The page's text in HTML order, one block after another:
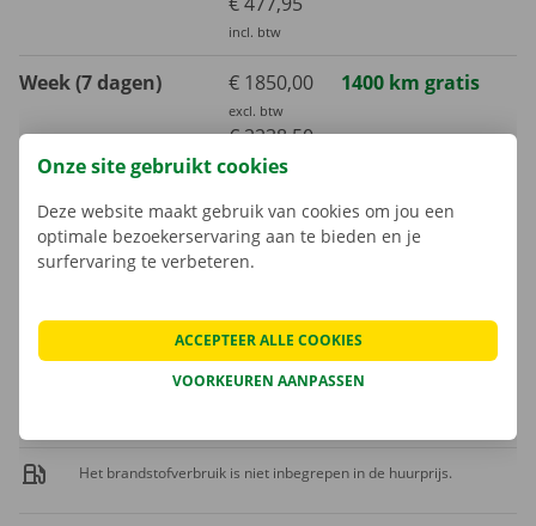
incl. btw
Week (7 dagen) € 1850,00
excl. btw
€ 2238,50
incl. btw
1400 km gratis
Maand (30 dagen) € 4300,00
excl. btw
€ 5203,00
3000 km gratis
Extra kilometer
Het brandstofverbruik is niet inbegrepen in de huurprijs.
Onze site gebruikt cookies
Deze website maakt gebruik van cookies om jou een
optimale bezoekerservaring aan te bieden en je
surfervaring te verbeteren.
VOORKEUREN AANPASSEN
ACCEPTEER ALLE COOKIES